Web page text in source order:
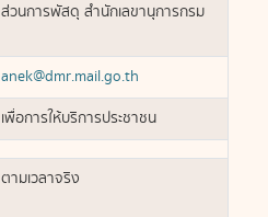
ส่วนการพัสดุ สำนักเลขานุการกรม
anek@dmr.mail.go.th
เพื่อการให้บริการประชาชน
ตามเวลาจริง